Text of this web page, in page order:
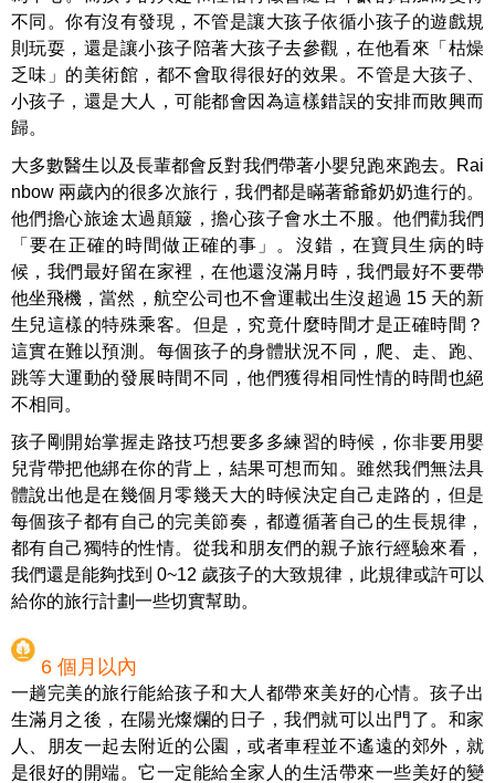
不同。你有沒有發現，不管是讓大孩子依循小孩子的遊戲規
則玩耍，還是讓小孩子陪著大孩子去參觀，在他看來「枯燥
乏味」的美術館，都不會取得很好的效果。不管是大孩子、
小孩子，還是大人，可能都會因為這樣錯誤的安排而敗興而
歸。
大多數醫生以及長輩都會反對我們帶著小嬰兒跑來跑去。Rai
nbow 兩歲內的很多次旅行，我們都是瞞著爺爺奶奶進行的。
他們擔心旅途太過顛簸，擔心孩子會水土不服。他們勸我們
「要在正確的時間做正確的事」。沒錯，在寶貝生病的時
候，我們最好留在家裡，在他還沒滿月時，我們最好不要帶
他坐飛機，當然，航空公司也不會運載出生沒超過 15 天的新
生兒這樣的特殊乘客。但是，究竟什麼時間才是正確時間？
這實在難以預測。每個孩子的身體狀況不同，爬、走、跑、
跳等大運動的發展時間不同，他們獲得相同性情的時間也絕
不相同。
孩子剛開始掌握走路技巧想要多多練習的時候，你非要用嬰
兒背帶把他綁在你的背上，結果可想而知。雖然我們無法具
體說出他是在幾個月零幾天大的時候決定自己走路的，但是
每個孩子都有自己的完美節奏，都遵循著自己的生長規律，
都有自己獨特的性情。從我和朋友們的親子旅行經驗來看，
我們還是能夠找到 0~12 歲孩子的大致規律，此規律或許可以
給你的旅行計劃一些切實幫助。
6 個月以內
一趟完美的旅行能給孩子和大人都帶來美好的心情。孩子出
生滿月之後，在陽光燦爛的日子，我們就可以出門了。和家
人、朋友一起去附近的公園，或者車程並不遙遠的郊外，就
是很好的開端。它一定能給全家人的生活帶來一些美好的變